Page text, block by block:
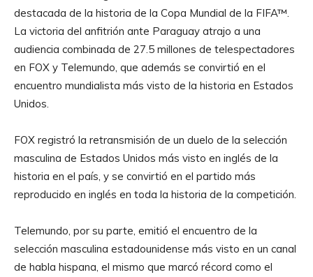
destacada de la historia de la Copa Mundial de la FIFA™.
La victoria del anfitrión ante Paraguay atrajo a una
audiencia combinada de 27.5 millones de telespectadores
en FOX y Telemundo, que además se convirtió en el
encuentro mundialista más visto de la historia en Estados
Unidos.
FOX registró la retransmisión de un duelo de la selección
masculina de Estados Unidos más visto en inglés de la
historia en el país, y se convirtió en el partido más
reproducido en inglés en toda la historia de la competición.
Telemundo, por su parte, emitió el encuentro de la
selección masculina estadounidense más visto en un canal
de habla hispana, el mismo que marcó récord como el